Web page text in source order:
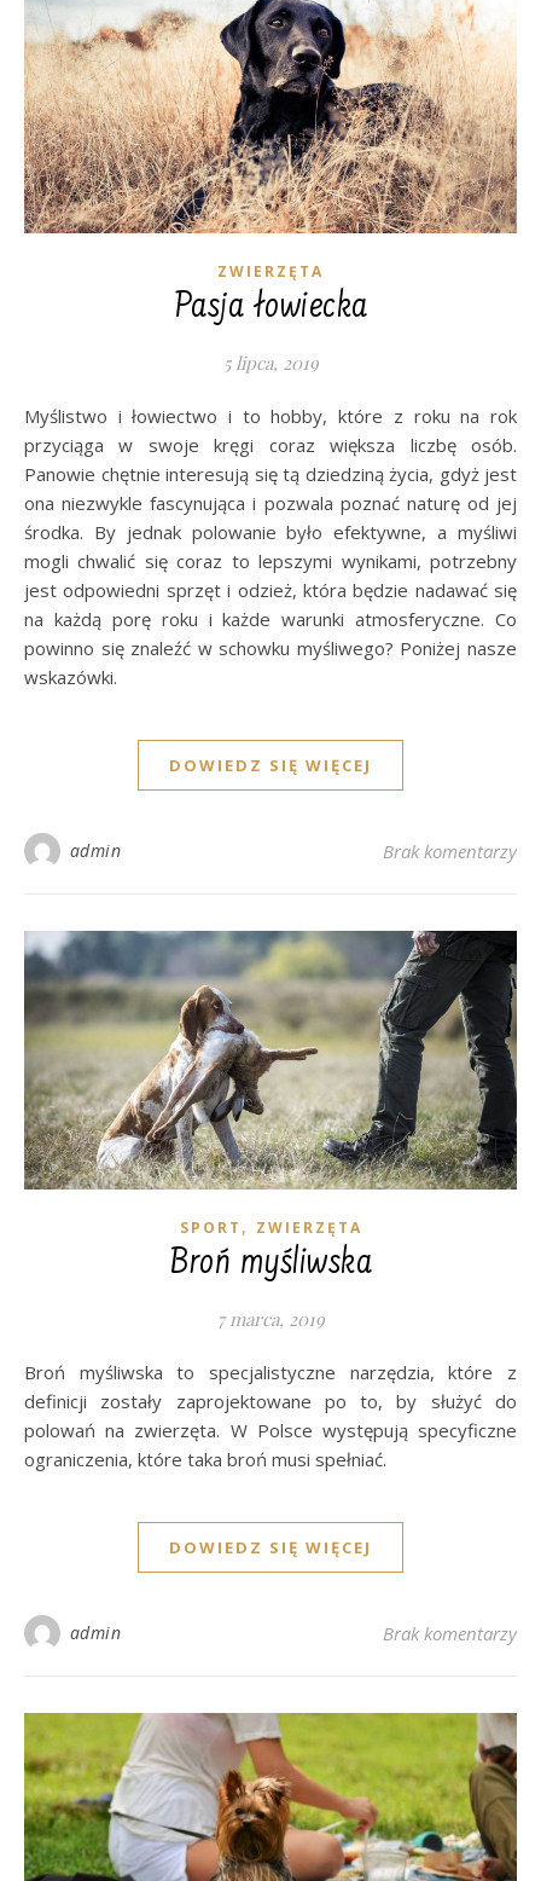
ZWIERZĘTA
Pasja łowiecka
5 lipca, 2019
Myślistwo i łowiectwo i to hobby, które z roku na rok
przyciąga w swoje kręgi coraz większa liczbę osób.
Panowie chętnie interesują się tą dziedziną życia, gdyż jest
ona niezwykle fascynująca i pozwala poznać naturę od jej
środka. By jednak polowanie było efektywne, a myśliwi
mogli chwalić się coraz to lepszymi wynikami, potrzebny
jest odpowiedni sprzęt i odzież, która będzie nadawać się
na każdą porę roku i każde warunki atmosferyczne. Co
powinno się znaleźć w schowku myśliwego? Poniżej nasze
wskazówki.
DOWIEDZ SIĘ WIĘCEJ
admin Brak komentarzy
SPORT , ZWIERZĘTA
Broń myśliwska
7 marca, 2019
Broń myśliwska to specjalistyczne narzędzia, które z
definicji zostały zaprojektowane po to, by służyć do
polowań na zwierzęta. W Polsce występują specyficzne
ograniczenia, które taka broń musi spełniać.
DOWIEDZ SIĘ WIĘCEJ
admin Brak komentarzy